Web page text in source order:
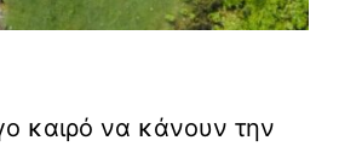
καιρό να κάνουν την